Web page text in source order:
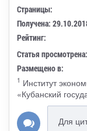
Страницы:
Получена:
Рейтинг:
Статья просмотрена:
Размещено в:
1 Институт
«Кубанский
Для